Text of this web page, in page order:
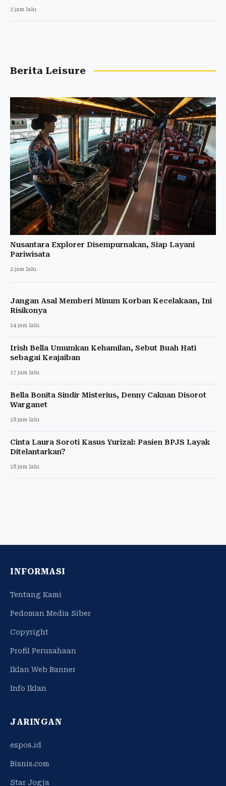
2 jam lalu
Berita Leisure
Nusantara Explorer Disempurnakan, Siap Layani
Pariwisata
2 jam lalu
Jangan Asal Memberi Minum Korban Kecelakaan, Ini
Risikonya
14 jam lalu
Irish Bella Umumkan Kehamilan, Sebut Buah Hati
sebagai Keajaiban
17 jam lalu
Bella Bonita Sindir Misterius, Denny Caknan Disorot
Warganet
18 jam lalu
Cinta Laura Soroti Kasus Yurizal: Pasien BPJS Layak
Ditelantarkan?
18 jam lalu
INFORMASI
Tentang Kami
Pedoman Media Siber
Copyright
Profil Perusahaan
Iklan Web Banner
Info Iklan
JARINGAN
espos.id
Bisnis.com
Star Jogja